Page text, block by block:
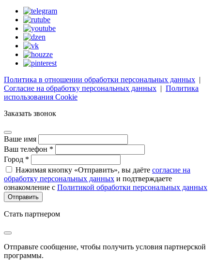
Политика в отношении обработки персональных данных |
Согласие на обработку персональных данных | Политика
использования Cookie
Заказать звонок
Ваше имя
Ваш телефон *
Город *
Нажимая кнопку «Отправить», вы даёте согласие на
обработку персональных данных и подтверждаете
ознакомление с Политикой обработки персональных данных
Стать партнером
Отправьте сообщение, чтобы получить условия партнерской
программы.